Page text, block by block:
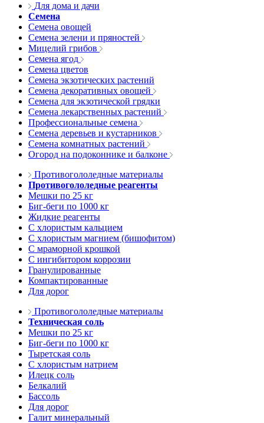
Для дома и дачи
Семена
Семена овощей
Семена зелени и пряностей
Мицелий грибов
Семена ягод
Семена цветов
Семена экзотических растений
Семена декоративных овощей
Семена для экзотической грядки
Семена лекарственных растений
Профессиональные семена
Семена деревьев и кустарников
Семена комнатных растений
Огород на подоконнике и балконе
Противогололедные материалы
Противогололедные реагенты
Мешки по 25 кг
Биг-беги по 1000 кг
Жидкие реагенты
С хлористым кальцием
С хлористым магнием (бишофитом)
С мраморной крошкой
С ингибитором коррозии
Гранулированные
Компактированные
Для дорог
Противогололедные материалы
Техническая соль
Мешки по 25 кг
Биг-беги по 1000 кг
Тыретская соль
С хлористым натрием
Илецк соль
Белкалий
Бассоль
Для дорог
Галит минеральный